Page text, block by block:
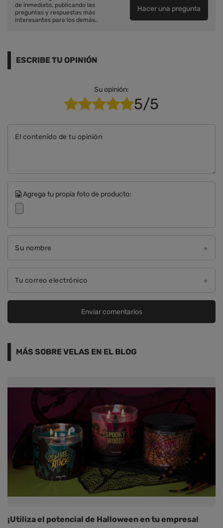
de inmediato, publicando las
preguntas y respuestas más
interesantes para los demás..
Hacer una pregunta
ESCRIBE TU OPINIÓN
Su opinión:
5/5
El contenido de tu opinión
Agrega tu propia foto de producto:
Su nombre
Tu correo electrónico
Enviar comentarios
MÁS SOBRE VELAS EN EL BLOG
¡Utiliza el potencial de Halloween en tu empresa!